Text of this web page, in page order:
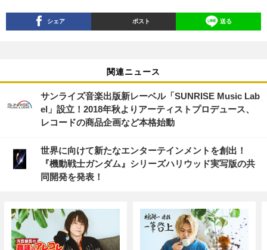
シェア ポスト 送る
関連ニュース
サンライズ音楽出版新レーベル「SUNRISE Music Lab
el」設立！2018年秋よりアーティストプロデュース、
レコードの商品企画など本格始動
世界に向けて新たなエンターテインメントを創出！
『機動戦士ガンダム』シリーズハリウッド実写版の共
同開発を発表！